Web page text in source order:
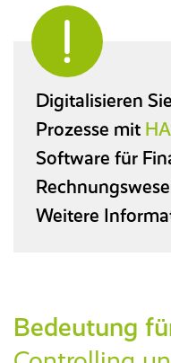
Digitalisieren
Prozesse mit
Software für
Weitere
Bedeutung